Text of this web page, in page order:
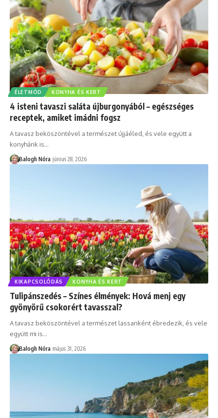
ÉLETMÓD KONYHA ÉS KERT
4 isteni tavaszi saláta újburgonyából – egészséges
receptek, amiket imádni fogsz
A tavasz beköszöntével a természet újjáéled, és vele együtt a
konyhánk is…
Balogh Nóra június 28, 2026
KIKAPCSOLÓDÁS KONYHA ÉS KERT
Tulipánszedés – Színes élmények: Hová menj egy
gyönyörű csokorért tavasszal?
A tavasz beköszöntével a természet lassanként ébredezik, és vele
együtt mi is…
Balogh Nóra május 31, 2026